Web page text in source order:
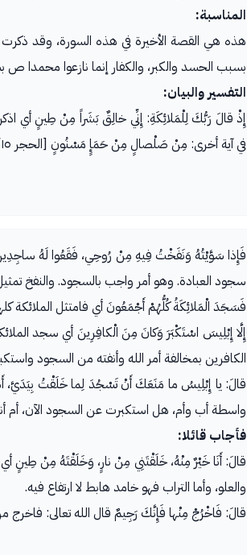
المناسبة:
هذه هي القصة الأخيرة في هذه السورة، وقد ذكرت
بسبب الحسد والكبر، والكفار إنما نازعوا محمدا
التفسير والبيان:
إِذْ قالَ رَبُّكَ لِلْمَلائِكَةِ: إِنِّي خالِقٌ بَشَراً مِنْ طِينٍ أي
في آية أخرى: مِنْ صَلْصالٍ مِنْ حَمَإٍ مَسْنُونٍ [الحجر ١٥/ ٢٦].
فَإِذا سَوَّيْتُهُ وَنَفَخْتُ فِيهِ مِنْ رُوحِي، فَقَعُوا لَهُ ساجِدِينَ
سجود العبادة. وهو أمر واجب بالسجود. والنفخ
فَسَجَدَ الْمَلائِكَةُ كُلُّهُمْ أَجْمَعُونَ أي فامتثل
إِلَّا إِبْلِيسَ اسْتَكْبَرَ وَكانَ مِنَ الْكافِرِينَ أي سجد
الكافرين بمخالفة أمر الله وأنفته من السجود
قالَ: يا إِبْلِيسُ ما مَنَعَكَ أَنْ تَسْجُدَ لِما خَلَقْتُ بِيَدَيَّ،
واسطة أب وأم، هل استكبرت عن السجود الآن، أم
فأجاب قائلا:
قالَ: أَنَا خَيْرٌ مِنْهُ، خَلَقْتَنِي مِنْ نارٍ، وَخَلَقْتَهُ مِنْ طِينٍ
والعلو، وأما التراب فهو خامد هابط لا ارتفاع فيه.
قالَ: فَاخْرُجْ مِنْها فَإِنَّكَ رَجِيمٌ قال الله تعالى: فاخرج